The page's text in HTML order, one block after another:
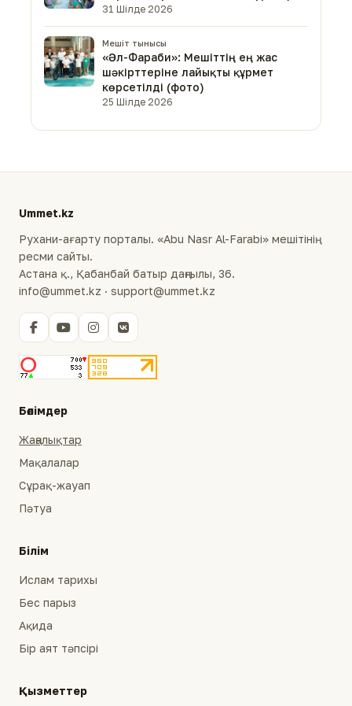
31 Шілде 2026
Мешіт тынысы
«Әл-Фараби»: Мешіттің ең жас
шәкірттеріне лайықты құрмет
көрсетілді (фото)
25 Шілде 2026
Ummet.kz
Рухани-ағарту порталы. «Abu Nasr Al-Farabi» мешітінің
ресми сайты.
Астана қ., Қабанбай батыр даңғылы, 36.
info@ummet.kz · support@ummet.kz
Бөлімдер
Жаңалықтар
Мақалалар
Сұрақ-жауап
Пәтуа
Білім
Ислам тарихы
Бес парыз
Ақида
Бір аят тәпсірі
Қызметтер